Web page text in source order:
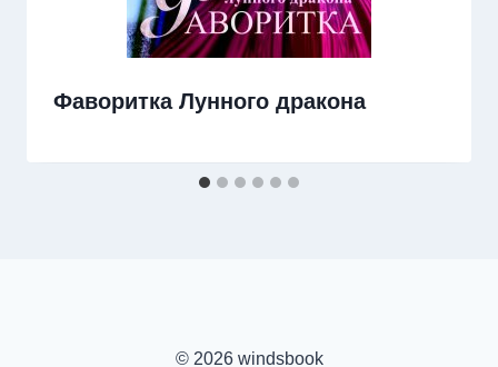
Фаворитка Лунного дракона
© 2026 windsbook